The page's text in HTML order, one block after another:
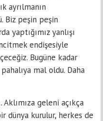
ayrılmanın
Biz peşin peşin
yaptığımız yanlışı
endişesiyle
Bugüne kadar
mal oldu. Daha
geleni açıkça
dünya kurulur, herkes de